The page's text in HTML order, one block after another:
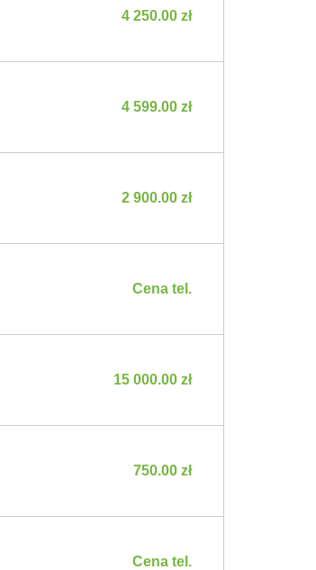
4 250.00 zł
4 599.00 zł
2 900.00 zł
Cena tel.
15 000.00 zł
750.00 zł
Cena tel.